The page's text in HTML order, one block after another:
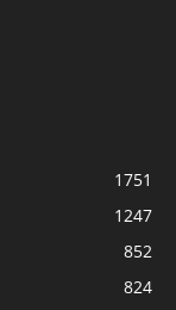
1751
1247
852
824